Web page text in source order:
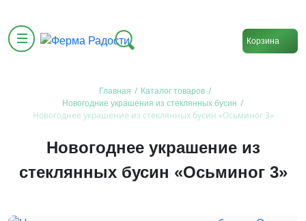
Корзина
Главная / Каталог товаров /
Новогодние украшения из стеклянных бусин /
Новогоднее украшение из стеклянных бусин «Осьминог 3»
Новогоднее украшение из
стеклянных бусин «Осьминог 3»